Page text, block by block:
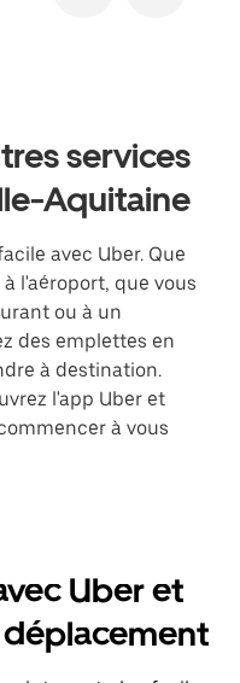
services
Aquitaine
avec Uber. Que
l'aéroport, que vous
ou à un
des emplettes en
à destination.
l'app Uber et
à vous
Uber et